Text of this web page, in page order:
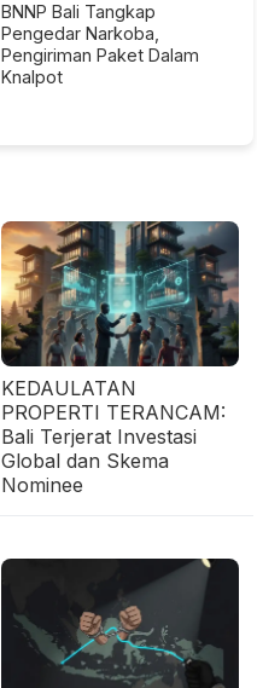
BNNP Bali Tangkap
Pengedar Narkoba,
Pengiriman Paket Dalam
Knalpot
KEDAULATAN
PROPERTI TERANCAM:
Bali Terjerat Investasi
Global dan Skema
Nominee